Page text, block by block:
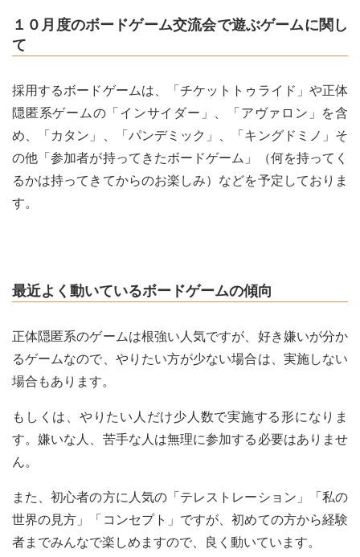
１０月度のボードゲーム交流会で遊ぶゲームに関し
て
採用するボードゲームは、「チケットトゥライド」や正体
隠匿系ゲームの「インサイダー」、「アヴァロン」を含
め、「カタン」、「パンデミック」、「キングドミノ」そ
の他「参加者が持ってきたボードゲーム」（何を持ってく
るかは持ってきてからのお楽しみ）などを予定しておりま
す。
最近よく動いているボードゲームの傾向
正体隠匿系のゲームは根強い人気ですが、好き嫌いが分か
るゲームなので、やりたい方が少ない場合は、実施しない
場合もあります。
もしくは、やりたい人だけ少人数で実施する形になりま
す。嫌いな人、苦手な人は無理に参加する必要はありませ
ん。
また、初心者の方に人気の「テレストレーション」「私の
世界の見方」「コンセプト」ですが、初めての方から経験
者までみんなで楽しめますので、良く動いています。